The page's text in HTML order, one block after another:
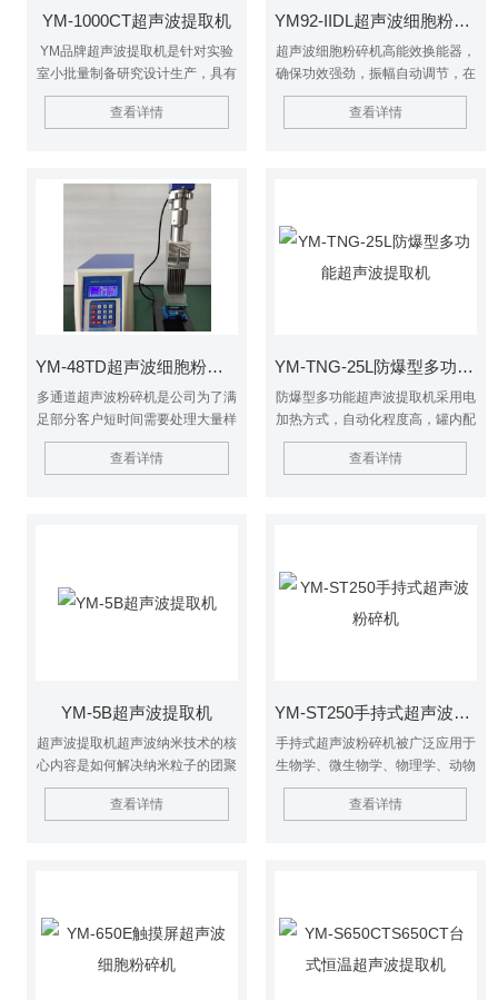
YM-1000CT超声波提取机
YM品牌超声波提取机是针对实验
室小批量制备研究设计生产，具有
体积小、重量轻、提取温度可控、
使用方便等优点。针对超声用于小
YM-1000CT多用途恒温超声提取
机成功解决了这一问题，实现了超
声提取过程恒温化，从而杜绝了因
提取温度升高对热敏性提取物活性
的破坏，保证了提取品质。
查看详情
YM92-IIDL超声波细胞粉碎机
超声波细胞粉碎机高能效换能器，
确保功效强劲，振幅自动调节，在
不同的负载状况时振幅保持一致。
工作时间：超声间歇均可设置。微
查看详情
YM-48TD超声波细胞粉碎机
多通道超声波粉碎机是公司为了满
足部分客户短时间需要处理大量样
本的需求研发的超声波粉碎机。根
据单次处理的样本量不同，可选择
碎机
查看详情
YM-TNG-25L防爆型多功能超声波提取机
防爆型多功能超声波提取机采用电
加热方式，自动化程度高，罐内配
备CIP清洗系统，符合GMP医药标
准，本设备主要适用于高校、研究
查看详情
YM-5B超声波提取机
超声波提取机超声波纳米技术的核
心内容是如何解决纳米粒子的团聚
问题，由于纳米粒子本身极易团
聚，要得到单个分散的纳米粒子非
粒。它是将所需处理的颗粒悬浮液
（液态）放入超声场中，用适当的
超声振幅和作用时间加以处理。
查看详情
YM-ST250手持式超声波粉碎机
手持式超声波粉碎机被广泛应用于
生物学、微生物学、物理学、动物
学、农学、制药、化工、污水处
理、纳米材料等领域。
查看详情